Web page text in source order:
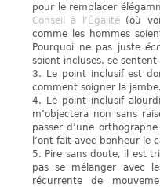
pour le remplacer
Conseil à l’Égalité(où
comme les hommes
Pourquoi ne pas juste
soient incluses, se sentent
3. Le point inclusif est
comment soigner la jambe.
4. Le point inclusif
m’objectera non sans
passer d’une
l’ont fait avec bonheur le
5. Pire sans doute, il est
pas se mélanger avec
récurrente de